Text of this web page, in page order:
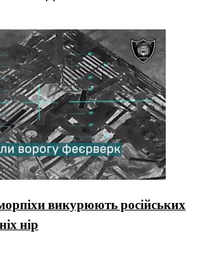
викурюють російських
нір